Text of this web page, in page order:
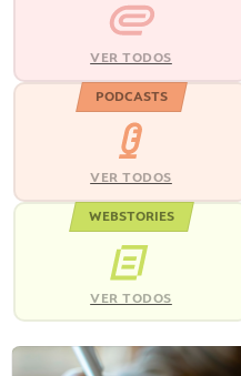
VER TODOS
PODCASTS
VER TODOS
WEBSTORIES
VER TODOS